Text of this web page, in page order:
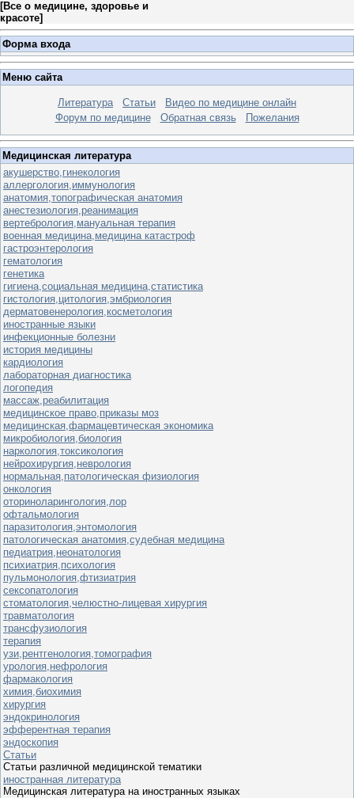
[Все о медицине, здоровье и
красоте]
Форма входа
Меню сайта
Литература Статьи
Видео по медицине онлайн
Форум по медицине
Обратная связь Пожелания
Медицинская литература
акушерство,гинекология
аллергология,иммунология
анатомия,топографическая анатомия
анестезиология,реанимация
вертебрология,мануальная терапия
военная медицина,медицина катастроф
гастроэнтерология
гематология
генетика
гигиена,социальная медицина,статистика
гистология,цитология,эмбриология
дерматовенерология,косметология
иностранные языки
инфекционные болезни
история медицины
кардиология
лабораторная диагностика
логопедия
массаж,реабилитация
медицинское право,приказы моз
медицинская,фармацевтическая экономика
микробиология,биология
наркология,токсикология
нейрохирургия,неврология
нормальная,патологическая физиология
онкология
оториноларингология,лор
офтальмология
паразитология,энтомология
патологическая анатомия,судебная медицина
педиатрия,неонатология
психиатрия,психология
пульмонология,фтизиатрия
сексопатология
стоматология,челюстно-лицевая хирургия
травматология
трансфузиология
терапия
узи,рентгенология,томография
урология,нефрология
фармакология
химия,биохимия
хирургия
эндокринология
эфферентная терапия
эндоскопия
Статьи
Статьи различной медицинской тематики
иностранная литература
Медицинская литература на иностранных языках